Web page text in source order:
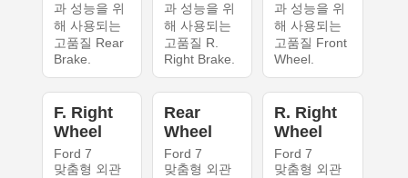
과 성능을 위
해 사용되는
고품질 Rear
Brake.
과 성능을 위
해 사용되는
고품질 R.
Right Brake.
과 성능을 위
해 사용되는
고품질 Front
Wheel.
F. Right
Wheel
Ford 7
맞춤형 외관
Rear
Wheel
Ford 7
맞춤형 외관
R. Right
Wheel
Ford 7
맞춤형 외관